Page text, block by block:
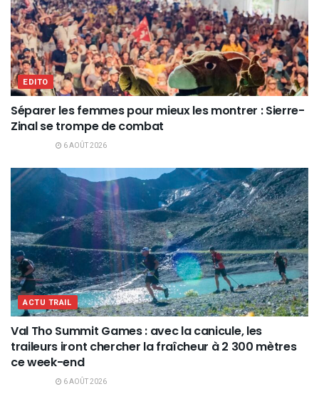
EDITO
Séparer les femmes pour mieux les montrer : Sierre-
Zinal se trompe de combat
6 AOÛT 2026
ACTU TRAIL
Val Tho Summit Games : avec la canicule, les
traileurs iront chercher la fraîcheur à 2 300 mètres
ce week-end
6 AOÛT 2026